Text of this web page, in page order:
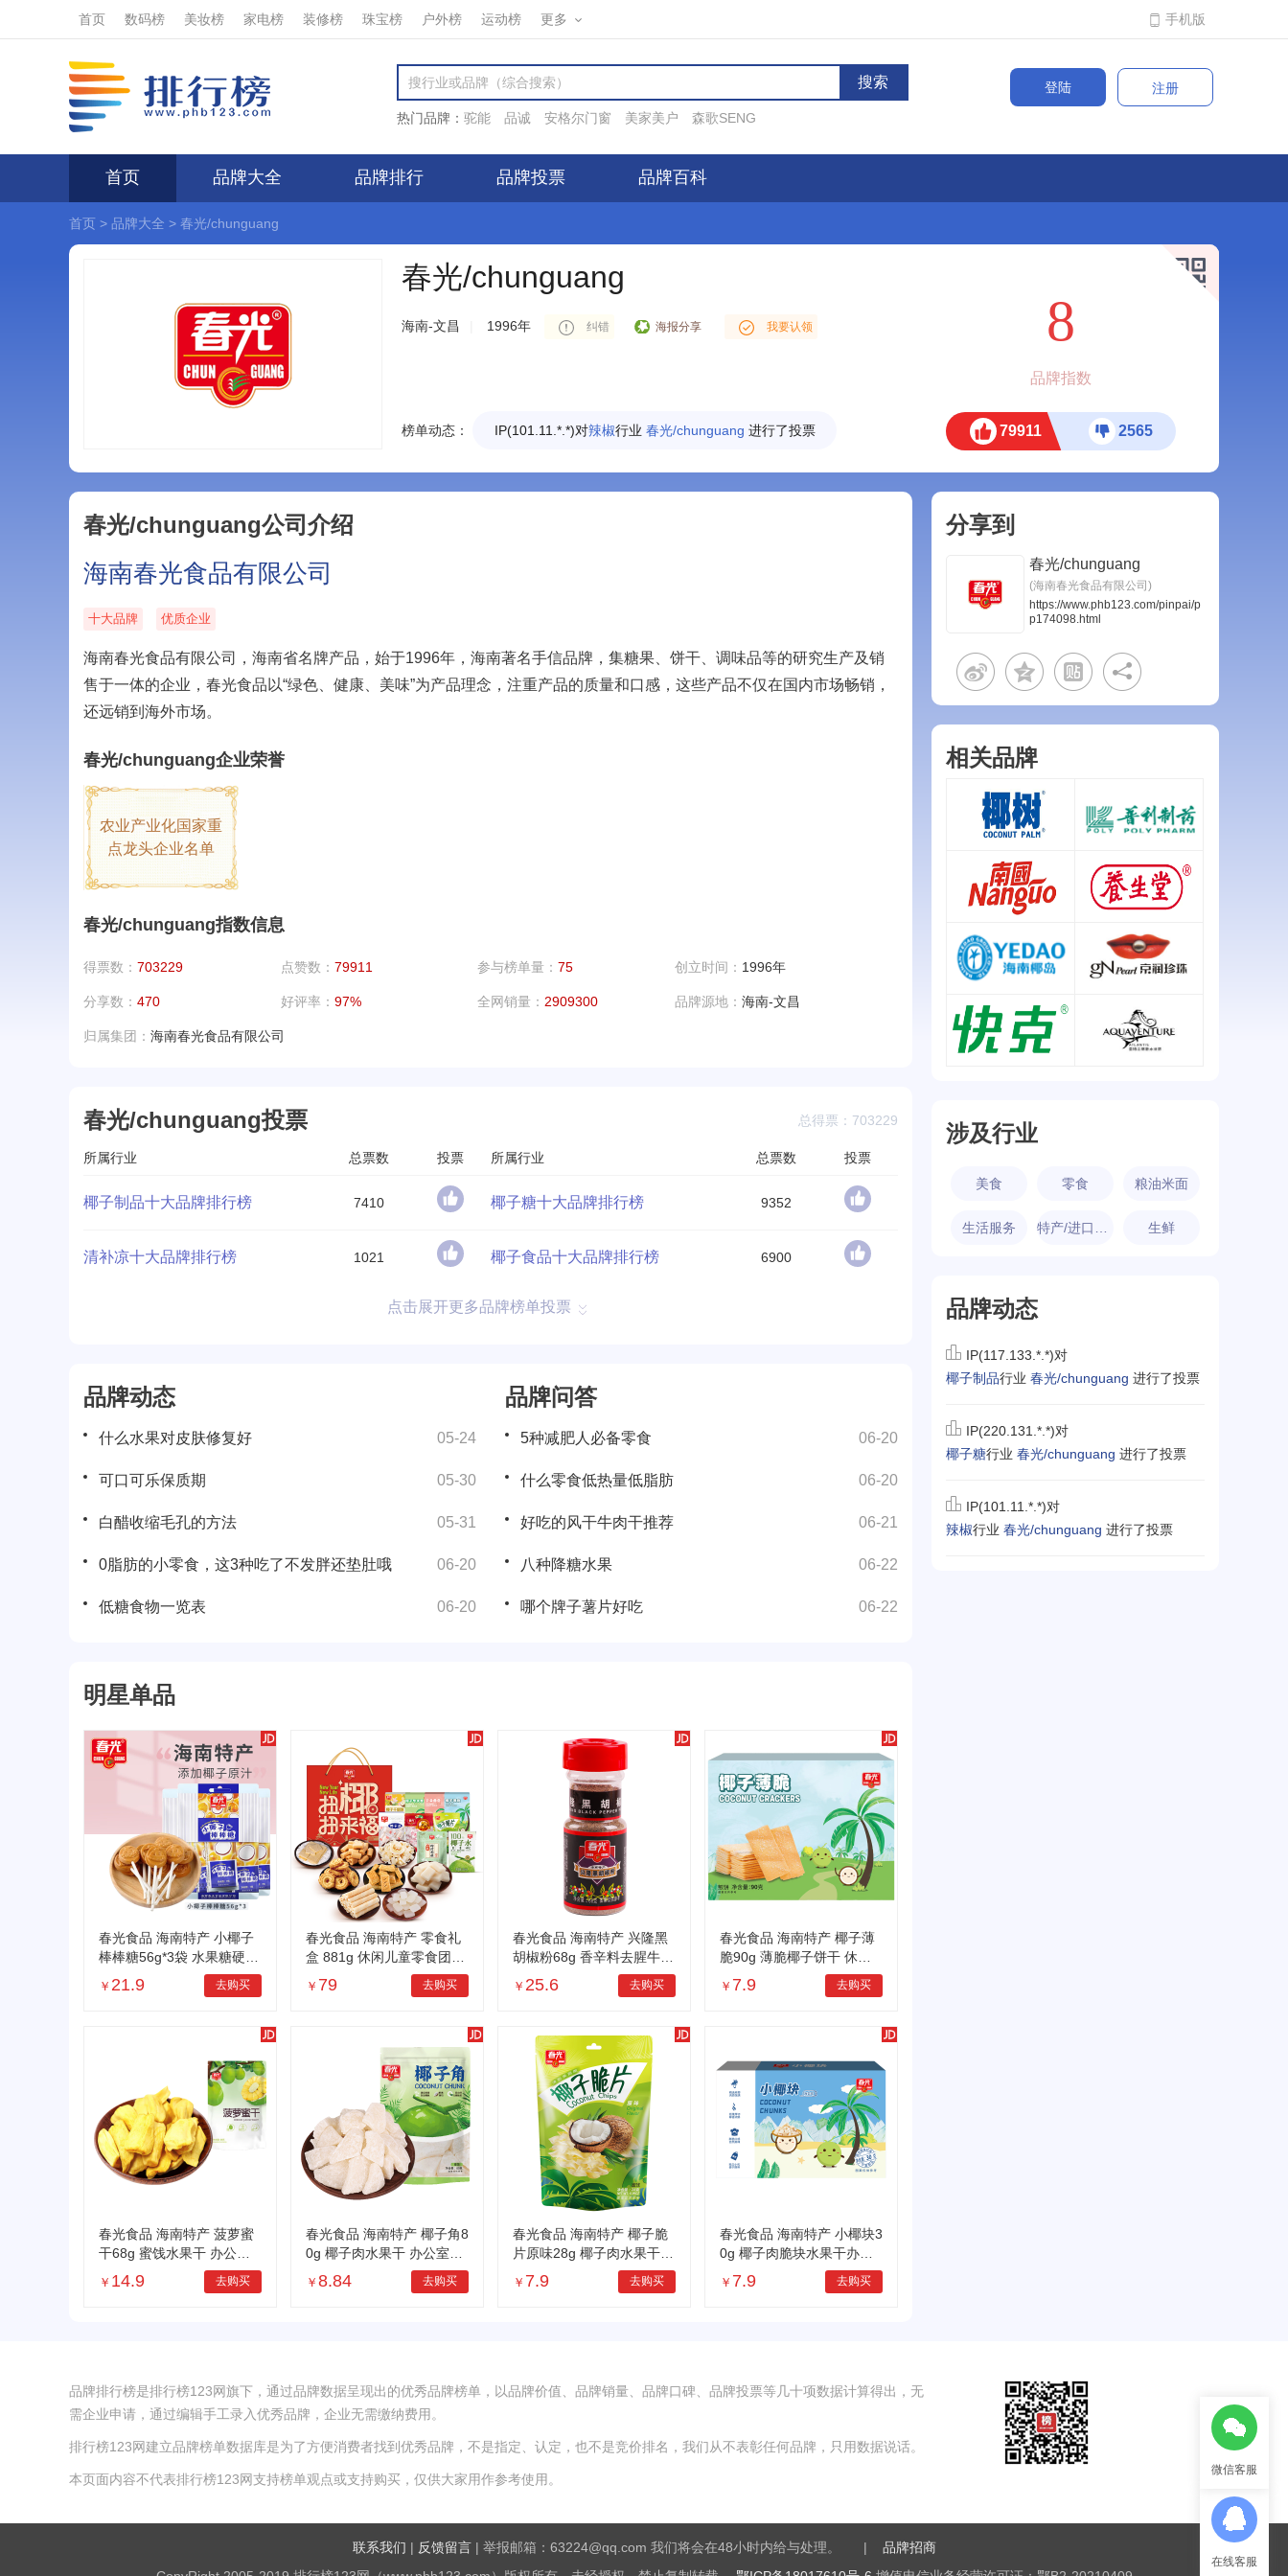
首页 数码榜 美妆榜 家电榜 装修榜 珠宝榜 户外榜 运动榜 更多 手机版
登陆
注册
热门品牌： 驼能 品诚 安格尔门窗 美家美户 森歌SENG
首页 品牌大全 品牌排行 品牌投票 品牌百科
首页 > 品牌大全 > 春光/chunguang
春光/chunguang
海南-文昌 1996年 纠错 海报分享 我要认领
榜单动态： IP(101.11.*.*)对辣椒行业 春光/chunguang 进行了投票
8
品牌指数
79911 2565
春光/chunguang公司介绍
海南春光食品有限公司
十大品牌 优质企业
海南春光食品有限公司，海南省名牌产品，始于1996年，海南著名手信品牌，集糖果、饼干、调味品等的研究生产及销
售于一体的企业，春光食品以“绿色、健康、美味”为产品理念，注重产品的质量和口感，这些产品不仅在国内市场畅销，
还远销到海外市场。
春光/chunguang企业荣誉
农业产业化国家重
点龙头企业名单
春光/chunguang指数信息
得票数： 703229 点赞数： 79911 参与榜单量： 75 创立时间： 1996年
分享数： 470 好评率： 97% 全网销量： 2909300 品牌源地： 海南-文昌
归属集团： 海南春光食品有限公司
总得票：703229
春光/chunguang投票
所属行业 总票数 投票 所属行业 总票数 投票
椰子制品十大品牌排行榜 7410 椰子糖十大品牌排行榜 9352
清补凉十大品牌排行榜 1021 椰子食品十大品牌排行榜 6900
点击展开更多品牌榜单投票
品牌动态
什么水果对皮肤修复好 05-24
可口可乐保质期 05-30
白醋收缩毛孔的方法 05-31
0脂肪的小零食，这3种吃了不发胖还垫肚哦 06-20
低糖食物一览表 06-20
品牌问答
5种减肥人必备零食 06-20
什么零食低热量低脂肪 06-20
好吃的风干牛肉干推荐 06-21
八种降糖水果 06-22
哪个牌子薯片好吃 06-22
明星单品
春光食品 海南特产 小椰子
棒棒糖56g*3袋 水果糖硬糖
果喜糖儿童零食
￥ 21.9 去购买
春光食品 海南特产 零食礼
盒 881g 休闲儿童零食团购
伴手物送礼年货节
￥ 79 去购买
春光食品 海南特产 兴隆黑
胡椒粉68g 香辛料去腥牛排
调料炖汤
￥ 25.6 去购买
春光食品 海南特产 椰子薄
脆90g 薄脆椰子饼干 休闲
零食
￥ 7.9 去购买
春光食品 海南特产 菠萝蜜
干68g 蜜饯水果干 办公室
休闲零食
￥ 14.9 去购买
春光食品 海南特产 椰子角8
0g 椰子肉水果干 办公室休
闲零食
￥ 8.84 去购买
春光食品 海南特产 椰子脆
片原味28g 椰子肉水果干
办公室休闲零食
￥ 7.9 去购买
春光食品 海南特产 小椰块3
0g 椰子肉脆块水果干办公
室休闲零食
￥ 7.9 去购买
分享到
春光/chunguang
(海南春光食品有限公司)
https://www.phb123.com/pinpai/p
p174098.html
相关品牌
椰树
查看详情
普利制药
查看详情
南国
查看详情
养生堂
查看详情
椰岛/Yedao
查看详情
京润珍珠
查看详情
涉及行业
美食 零食 粮油米面
生活服务 生鲜
品牌动态
IP(117.133.*.*)对
椰子制品行业 春光/chunguang 进行了投票
IP(220.131.*.*)对
椰子糖行业 春光/chunguang 进行了投票
IP(101.11.*.*)对
辣椒行业 春光/chunguang 进行了投票
品牌排行榜是排行榜123网旗下，通过品牌数据呈现出的优秀品牌榜单，以品牌价值、品牌销量、品牌口碑、品牌投票等几十项数据计算得出，无
需企业申请，通过编辑手工录入优秀品牌，企业无需缴纳费用。
排行榜123网建立品牌榜单数据库是为了方便消费者找到优秀品牌，不是指定、认定，也不是竞价排名，我们从不表彰任何品牌，只用数据说话。
本页面内容不代表排行榜123网支持榜单观点或支持购买，仅供大家用作参考使用。
联系我们 | 反馈留言| 举报邮箱：63224@qq.com 我们将会在48小时内给与处理。 | 品牌招商
微信客服
在线客服